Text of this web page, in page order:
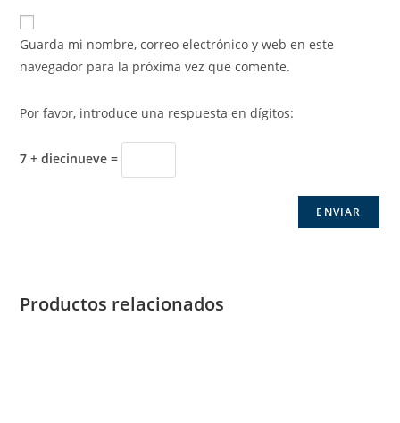
Guarda mi nombre, correo electrónico y web en este
navegador para la próxima vez que comente.
Por favor, introduce una respuesta en dígitos:
7 + diecinueve =
Productos relacionados